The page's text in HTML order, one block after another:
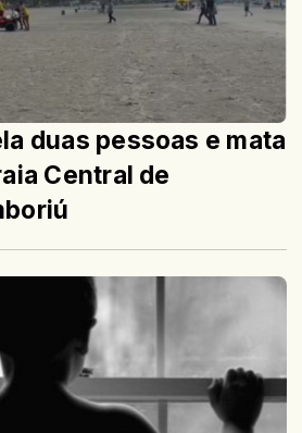
duas pessoas e mata
Central de